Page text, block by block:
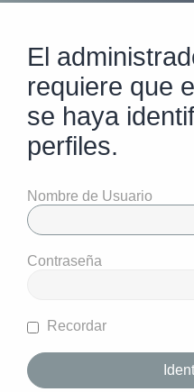
El
requiere que
se haya
perfiles.
Nombre de Usuario
Contraseña
Recordar